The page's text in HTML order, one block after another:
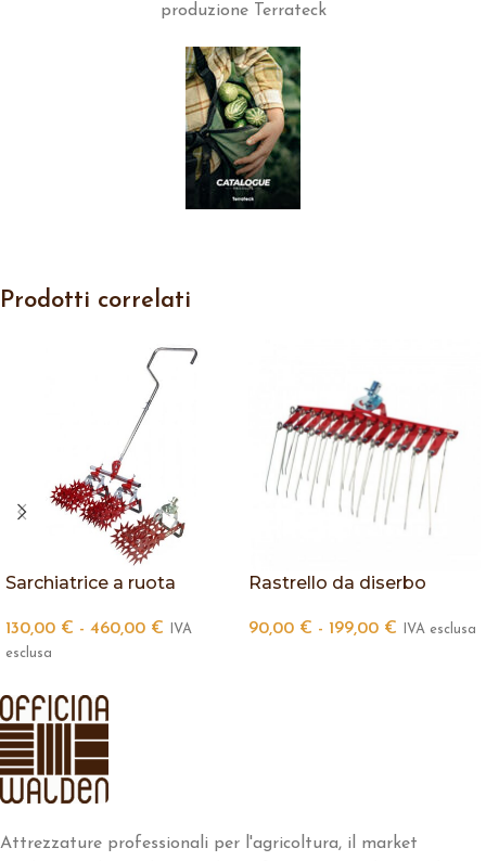
produzione Terrateck
Prodotti correlati
Sarchiatrice a ruota
130,00 € - 460,00 €
IVA
esclusa
Rastrello da diserbo
90,00 € - 199,00 € IVA esclusa
Attrezzature professionali per l'agricoltura, il market